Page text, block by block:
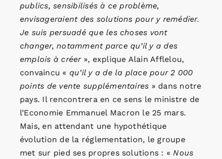
publics, sensibilisés à ce problème,
envisageraient des solutions pour y remédier.
Je suis persuadé que les choses vont
changer, notamment parce qu’il y a des
emplois à créer », explique Alain Afflelou,
convaincu « qu’il y a de la place pour 2 000
points de vente supplémentaires » dans notre
pays. Il rencontrera en ce sens le ministre de
l’Economie Emmanuel Macron le 25 mars.
Mais, en attendant une hypothétique
évolution de la réglementation, le groupe
met sur pied ses propres solutions : «Nous